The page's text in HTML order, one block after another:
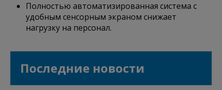
Полностью автоматизированная система с
удобным сенсорным экраном снижает
нагрузку на персонал.
Последние новости